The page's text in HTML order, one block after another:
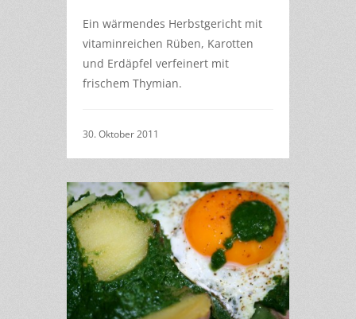
Ein wärmendes Herbstgericht mit
vitaminreichen Rüben, Karotten
und Erdäpfel verfeinert mit
frischem Thymian.
30. Oktober 2011